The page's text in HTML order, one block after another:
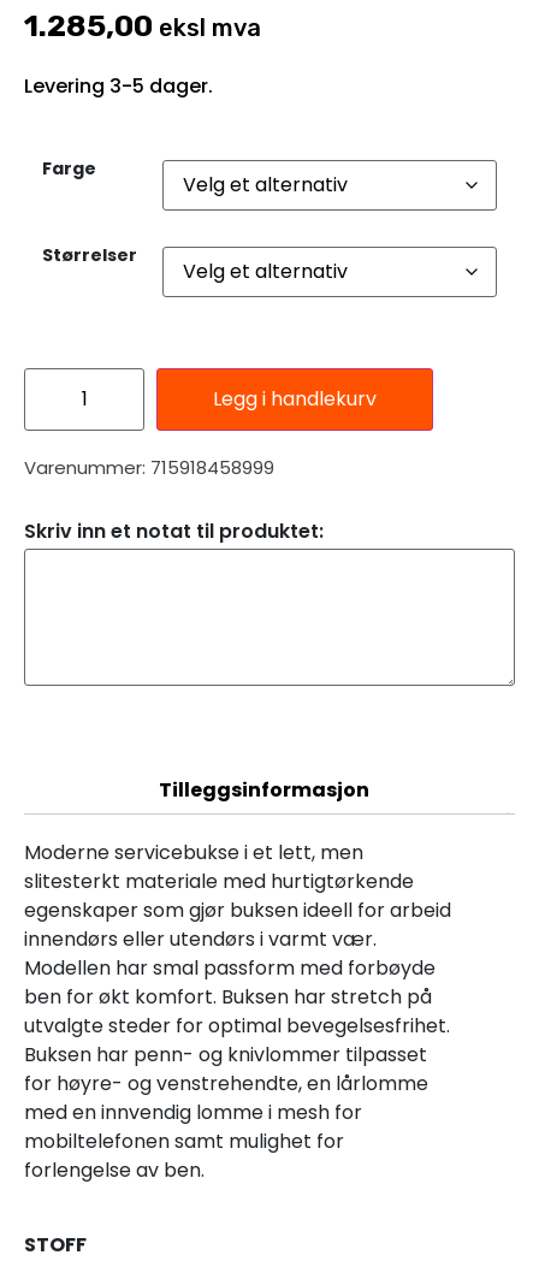
1.285,00 eksl mva
Levering 3-5 dager.
Farge
Størrelser
Legg i handlekurv
Varenummer: 715918458999
Skriv inn et notat til produktet:
Tilleggsinformasjon
Moderne servicebukse i et lett, men
slitesterkt materiale med hurtigtørkende
egenskaper som gjør buksen ideell for arbeid
innendørs eller utendørs i varmt vær.
Modellen har smal passform med forbøyde
ben for økt komfort. Buksen har stretch på
utvalgte steder for optimal bevegelsesfrihet.
Buksen har penn- og knivlommer tilpasset
for høyre- og venstrehendte, en lårlomme
med en innvendig lomme i mesh for
mobiltelefonen samt mulighet for
forlengelse av ben.
STOFF